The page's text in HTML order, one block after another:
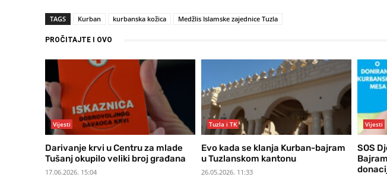
TAGS Kurban kurbanska kožica Medžlis Islamske zajednice Tuzla
PROČITAJTE I OVO
Vijesti
Darivanje krvi u Centru za mlade
Tušanj okupilo veliki broj građana
17.06.2026. 15:04
Tuzla i TK
Evo kada se klanja Kurban-bajram
u Tuzlanskom kantonu
26.05.2026. 11:33
Vijesti
SOS